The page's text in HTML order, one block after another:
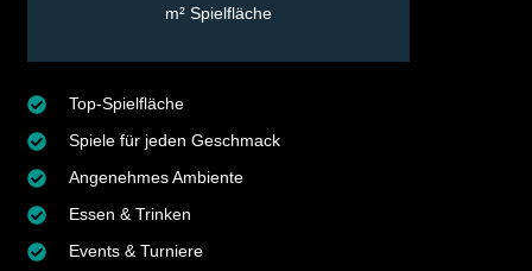
m² Spielfläche
Top-Spielfläche
Spiele für jeden Geschmack
Angenehmes Ambiente
Essen & Trinken
Events & Turniere